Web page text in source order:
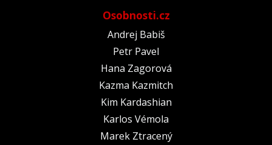
Osobnosti.cz
Andrej Babiš
Petr Pavel
Hana Zagorová
Kazma Kazmitch
Kim Kardashian
Karlos Vémola
Marek Ztracený